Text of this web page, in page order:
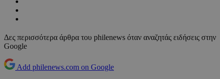
Δες περισσότερα άρθρα του philenews όταν αναζητάς ειδήσεις στην
Google
Add philenews.com on Google